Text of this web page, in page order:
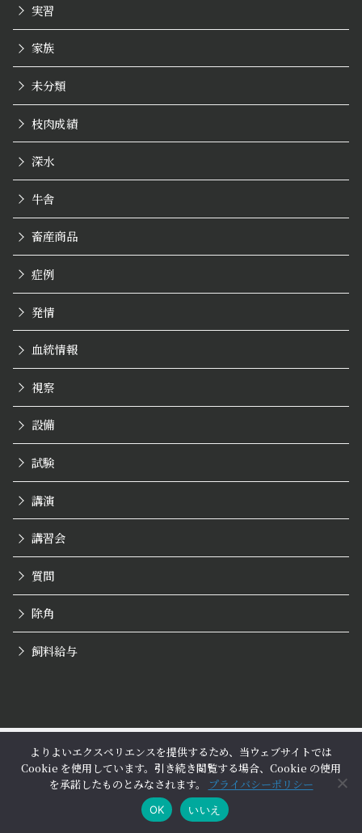
実習
家族
未分類
枝肉成績
深水
牛舎
畜産商品
症例
発情
血統情報
視察
設備
試験
講演
講習会
質問
除角
飼料給与
© 2026日々のニュース
by yosiakatsukiPowered by
よりよいエクスペリエンスを提供するため、当ウェブサイトでは
Cookie を使用しています。引き続き閲覧する場合、Cookie の使用
を承諾したものとみなされます。
プライバシーポリシー
OK いいえ